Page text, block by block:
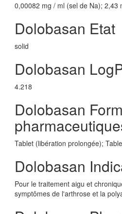
0,00082 mg / ml (sel de Na); 2,43
Dolobasan Etat
solid
Dolobasan
4.218
Dolobasan
Tablet (libération prolongée);
Dolobasan
Pour le traitement aigu et
symptômes de l'arthrose et la